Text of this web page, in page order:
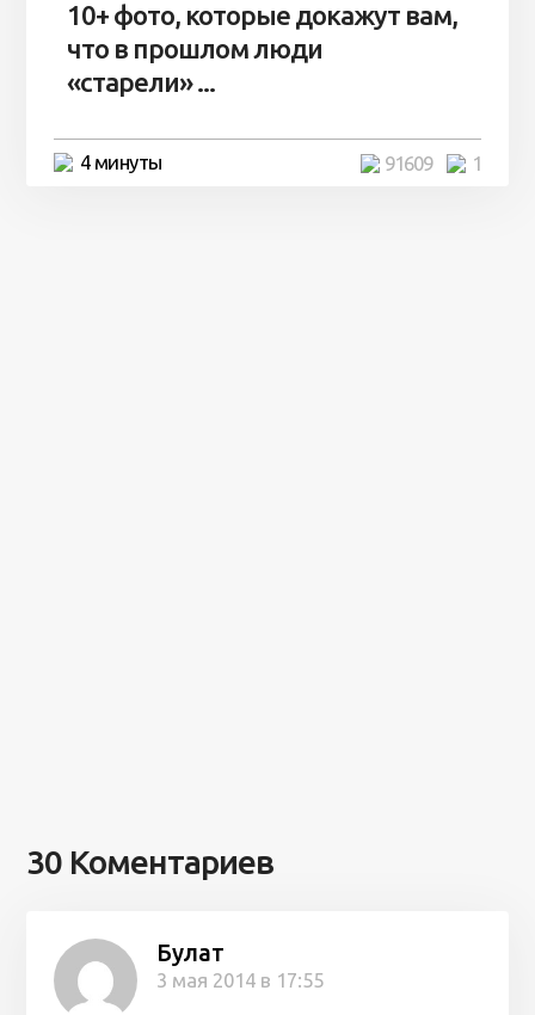
10+ фото, которые докажут вам,
что в прошлом люди
«старели» ...
4 минуты 1
91609
30 Коментариев
Булат
3 мая 2014 в 17:55